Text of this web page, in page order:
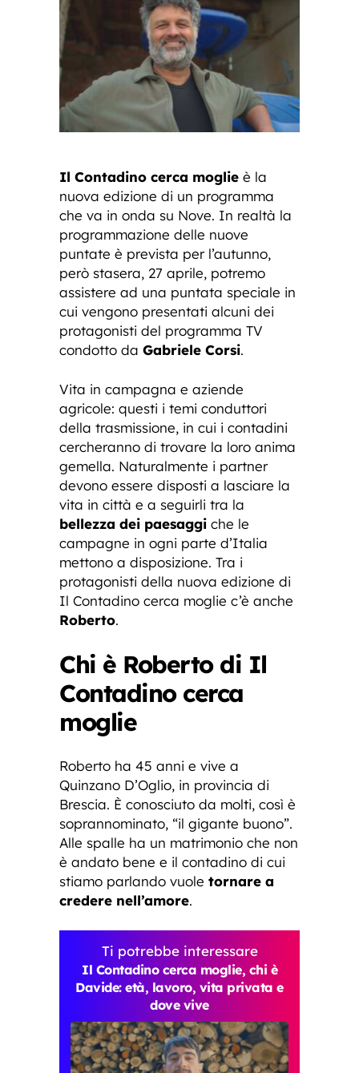
Il Contadino cerca moglie è la
nuova edizione di un programma
che va in onda su Nove. In realtà la
programmazione delle nuove
puntate è prevista per l’autunno,
però stasera, 27 aprile, potremo
assistere ad una puntata speciale in
cui vengono presentati alcuni dei
protagonisti del programma TV
condotto da Gabriele Corsi.
Vita in campagna e aziende
agricole: questi i temi conduttori
della trasmissione, in cui i contadini
cercheranno di trovare la loro anima
gemella. Naturalmente i partner
devono essere disposti a lasciare la
vita in città e a seguirli tra la
bellezza dei paesaggi che le
campagne in ogni parte d’Italia
mettono a disposizione. Tra i
protagonisti della nuova edizione di
Il Contadino cerca moglie c’è anche
Roberto.
Chi è Roberto di Il
Contadino cerca
moglie
Roberto ha 45 anni e vive a
Quinzano D’Oglio, in provincia di
Brescia. È conosciuto da molti, così è
soprannominato, “il gigante buono”.
Alle spalle ha un matrimonio che non
è andato bene e il contadino di cui
stiamo parlando vuole tornare a
credere nell’amore.
Ti potrebbe interessare
Il Contadino cerca moglie, chi è
Davide: età, lavoro, vita privata e
dove vive